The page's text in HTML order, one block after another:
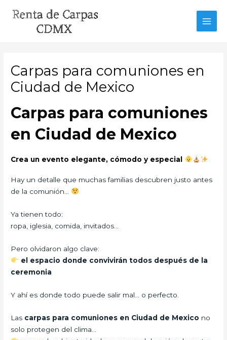
Carpas para comuniones en
Ciudad de Mexico
Carpas para comuniones
en Ciudad de Mexico
Crea un evento elegante, cómodo y especial
Hay un detalle que muchas familias descubren justo antes
de la comunión…
Ya tienen todo:
ropa, iglesia, comida, invitados…
Pero olvidaron algo clave:
el espacio donde convivirán todos después de la
ceremonia
Y ahí es donde todo puede salir mal… o perfecto.
Las carpas para comuniones en Ciudad de Mexico no
solo protegen del clima…